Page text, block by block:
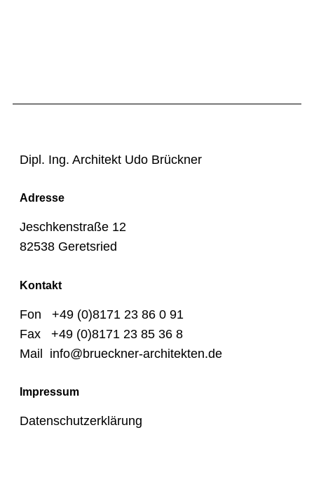
Dipl. Ing. Architekt Udo Brückner
Adresse
Jeschkenstraße 12
82538 Geretsried
Kontakt
Fon +49 (0)8171 23 86 0 91
Fax +49 (0)8171 23 85 36 8
Mail info@brueckner-architekten.de
Impressum
Datenschutzerklärung